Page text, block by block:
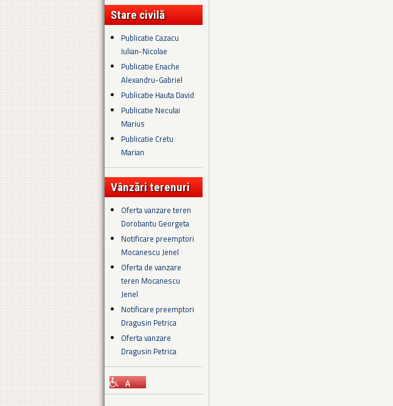
Stare civilă
Publicatie Cazacu
Iulian-Nicolae
Publicatie Enache
Alexandru-Gabriel
Publicatie Hauta David
Publicatie Neculai
Marius
Publicatie Cretu
Marian
Vânzări terenuri
Oferta vanzare teren
Dorobantu Georgeta
Notificare preemptori
Mocanescu Jenel
Oferta de vanzare
teren Mocanescu
Jenel
Notificare preemptori
Dragusin Petrica
Oferta vanzare
Dragusin Petrica